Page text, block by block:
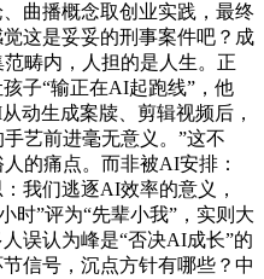
曲播概念取创业实践，最终
这是妥妥的刑事案件吧？成
畴内，人担的是人生。正
子“输正在AI起跑线”，他
动生成案牍、剪辑视频后，
艺前进毫无意义。”这不
的痛点。而非被AI安排：
我们逃逐AI效率的意义，
时”评为“先辈小我”，实则大
误认为峰是“否决AI成长”的
信号，沉点方针有哪些？中